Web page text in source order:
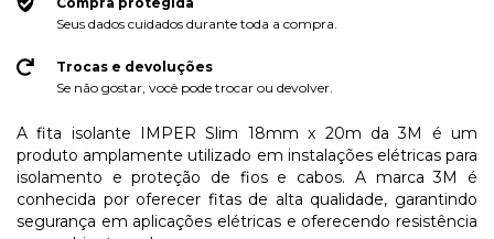
Seus dados cuidados durante toda a compra.
Trocas e devoluções
Se não gostar, você pode trocar ou devolver.
A fita isolante IMPER Slim 18mm x 20m da 3M é um
produto amplamente utilizado em instalações elétricas para
isolamento e proteção de fios e cabos. A marca 3M é
conhecida por oferecer fitas de alta qualidade, garantindo
segurança em aplicações elétricas e oferecendo resistência